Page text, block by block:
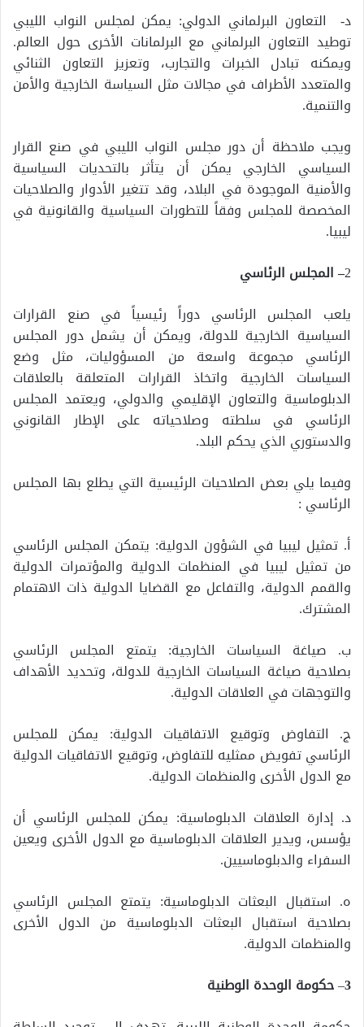
د- التعاون البرلماني الدولي: يمكن لمجلس النواب الليبي
توطيد التعاون البرلماني مع البرلمانات الأخرى حول العالم.
ويمكنه تبادل الخبرات والتجارب، وتعزيز التعاون الثنائي
والمتعدد الأطراف في مجالات مثل السياسة الخارجية والأمن
والتنمية.
ويجب ملاحظة أن دور مجلس النواب الليبي في صنع القرار
السياسي الخارجي يمكن أن يتأثر بالتحديات السياسية
والأمنية الموجودة في البلاد، وقد تتغير الأدوار والصلاحيات
المخصصة للمجلس وفقاً للتطورات السياسية والقانونية في
ليبيا.
2– المجلس الرئاسي
يلعب المجلس الرئاسي دوراً رئيسياً في صنع القرارات
السياسية الخارجية للدولة، ويمكن أن يشمل دور المجلس
الرئاسي مجموعة واسعة من المسؤوليات، مثل وضع
السياسات الخارجية واتخاذ القرارات المتعلقة بالعلاقات
الدبلوماسية والتعاون الإقليمي والدولي، ويعتمد المجلس
الرئاسي في سلطته وصلاحياته على الإطار القانوني
والدستوري الذي يحكم البلد.
وفيما يلي بعض الصلاحيات الرئيسية التي يطلع بها المجلس
الرئاسي :
أ. تمثيل ليبيا في الشؤون الدولية: يتمكن المجلس الرئاسي
من تمثيل ليبيا في المنظمات الدولية والمؤتمرات الدولية
والقمم الدولية، والتفاعل مع القضايا الدولية ذات الاهتمام
المشترك.
ب. صياغة السياسات الخارجية: يتمتع المجلس الرئاسي
بصلاحية صياغة السياسات الخارجية للدولة، وتحديد الأهداف
والتوجهات في العلاقات الدولية.
ج. التفاوض وتوقيع الاتفاقيات الدولية: يمكن للمجلس
الرئاسي تفويض ممثليه للتفاوض، وتوقيع الاتفاقيات الدولية
مع الدول الأخرى والمنظمات الدولية.
د. إدارة العلاقات الدبلوماسية: يمكن للمجلس الرئاسي أن
يؤسس، ويدير العلاقات الدبلوماسية مع الدول الأخرى ويعين
السفراء والدبلوماسيين.
ه. استقبال البعثات الدبلوماسية: يتمتع المجلس الرئاسي
بصلاحية استقبال البعثات الدبلوماسية من الدول الأخرى
والمنظمات الدولية.
3
–حكومة الوحدة الوطنية